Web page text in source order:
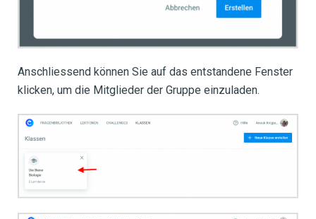
Anschliessend können Sie auf das entstandene Fenster
klicken, um die Mitglieder der Gruppe einzuladen.